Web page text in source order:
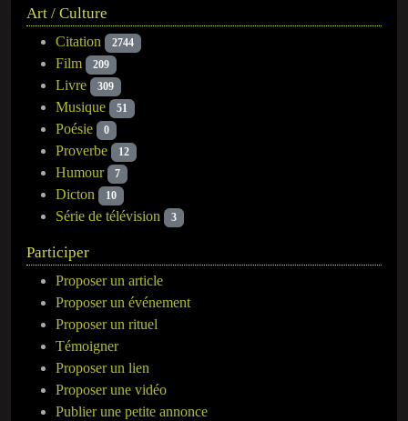
Art / Culture
Citation 2744
Film 209
Livre 309
Musique 51
Poésie 0
Proverbe 12
Humour 7
Dicton 10
Série de télévision 3
Participer
Proposer un article
Proposer un événement
Proposer un rituel
Témoigner
Proposer un lien
Proposer une vidéo
Publier une petite annonce